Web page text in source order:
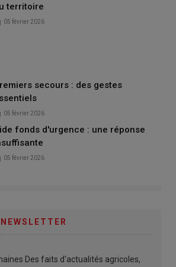
territoire
05 février 2026
secours : des gestes
05 février 2026
fonds d'urgence : une réponse
05 février 2026
Des faits d'actualités agricoles,